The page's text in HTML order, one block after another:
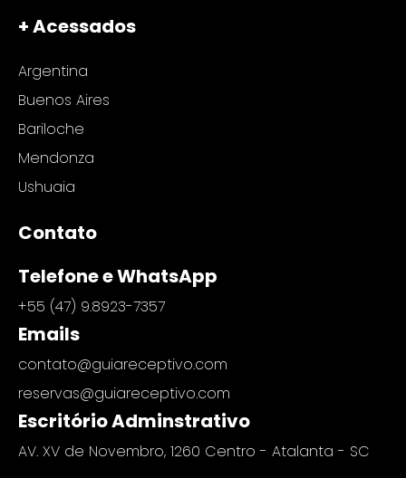
+ Acessados
Argentina
Buenos Aires
Bariloche
Mendonza
Ushuaia
Contato
Telefone e WhatsApp
+55 (47) 9.8923-7357
Emails
contato@guiareceptivo.com
reservas@guiareceptivo.com
Escritório Adminstrativo
AV. XV de Novembro, 1260 Centro - Atalanta - SC